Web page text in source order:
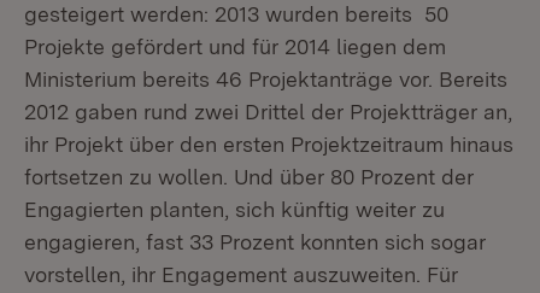
gesteigert werden: 2013 wurden bereits 50
Projekte gefördert und für 2014 liegen dem
Ministerium bereits 46 Projektanträge vor. Bereits
2012 gaben rund zwei Drittel der Projektträger an,
ihr Projekt über den ersten Projektzeitraum hinaus
fortsetzen zu wollen. Und über 80 Prozent der
Engagierten planten, sich künftig weiter zu
engagieren, fast 33 Prozent konnten sich sogar
vorstellen, ihr Engagement auszuweiten. Für